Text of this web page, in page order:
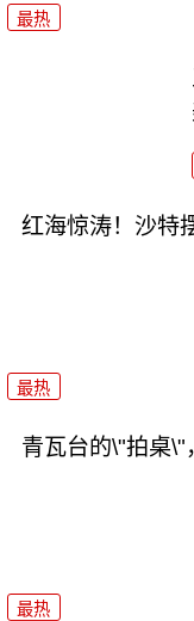
最热
红海惊涛！沙特
最热
青瓦台的\"拍桌\"
最热